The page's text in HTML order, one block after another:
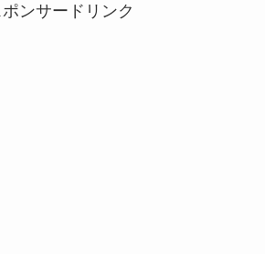
ポンサードリンク